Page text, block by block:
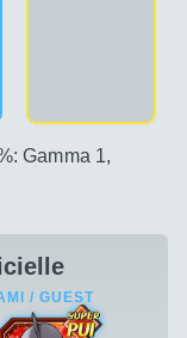
Gamma 1,